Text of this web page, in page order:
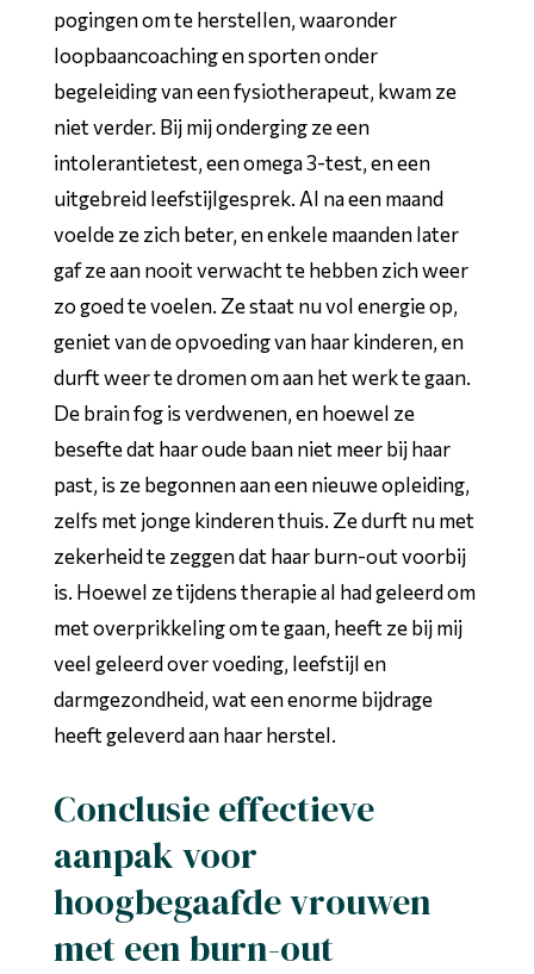
pogingen om te herstellen, waaronder
loopbaancoaching en sporten onder
begeleiding van een fysiotherapeut, kwam ze
niet verder. Bij mij onderging ze een
intolerantietest, een omega 3-test, en een
uitgebreid leefstijlgesprek. Al na een maand
voelde ze zich beter, en enkele maanden later
gaf ze aan nooit verwacht te hebben zich weer
zo goed te voelen. Ze staat nu vol energie op,
geniet van de opvoeding van haar kinderen, en
durft weer te dromen om aan het werk te gaan.
De brain fog is verdwenen, en hoewel ze
besefte dat haar oude baan niet meer bij haar
past, is ze begonnen aan een nieuwe opleiding,
zelfs met jonge kinderen thuis. Ze durft nu met
zekerheid te zeggen dat haar burn-out voorbij
is. Hoewel ze tijdens therapie al had geleerd om
met overprikkeling om te gaan, heeft ze bij mij
veel geleerd over voeding, leefstijl en
darmgezondheid, wat een enorme bijdrage
heeft geleverd aan haar herstel.
Conclusie effectieve
aanpak voor
hoogbegaafde vrouwen
met een burn-out